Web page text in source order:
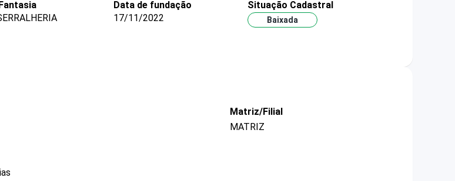
Data de fundação
17/11/2022
Situação Cadastral
Baixada
Matriz/Filial
MATRIZ